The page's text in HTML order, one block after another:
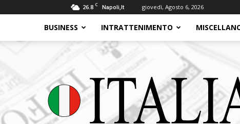
26.8 C Napoli,It giovedì, Agosto 6, 2026
BUSINESS INTRATTENIMENTO